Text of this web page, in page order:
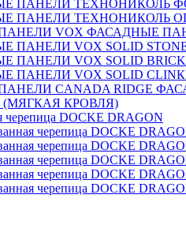
ПАНЕЛИ ТЕХНОНИКОЛЬ
ПАНЕЛИ ТЕХНОНИКОЛЬ
ФАСАДНЫЕ
ПАНЕЛИ VOX SOLID
ПАНЕЛИ VOX SOLID
ПАНЕЛИ VOX SOLID
КРОВЛЯ)
черепица DOCKE DRAGON
черепица DOCKE
черепица DOCKE
черепица DOCKE
черепица DOCKE
черепица DOCKE